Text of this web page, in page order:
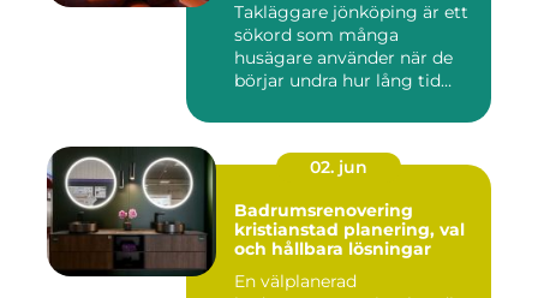
Takläggare jönköping är ett
sökord som många
husägare använder när de
börjar undra hur lång tid
02. jun
Badrumsrenovering
kristianstad planering, val
och hållbara lösningar
En välplanerad